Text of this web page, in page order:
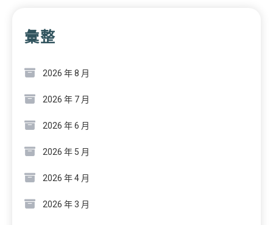
彙整
2026 年 8 月
2026 年 7 月
2026 年 6 月
2026 年 5 月
2026 年 4 月
2026 年 3 月